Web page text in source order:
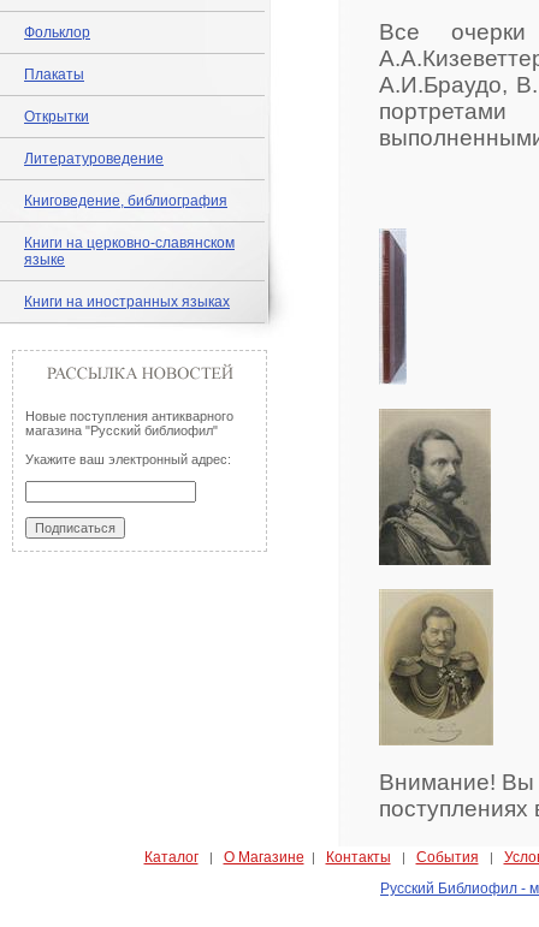
Фольклор
Плакаты
Открытки
Литературоведение
Книговедение, библиография
Книги на церковно-славянском
языке
Книги на иностранных языках
Новые поступления антикварного
магазина "Русский библиофил"
Укажите ваш электронный адрес:
Все очерки
А.И.Браудо,
Внимание! Вы
Каталог| О Магазине | Контакты | События |
Русский Библиофил -